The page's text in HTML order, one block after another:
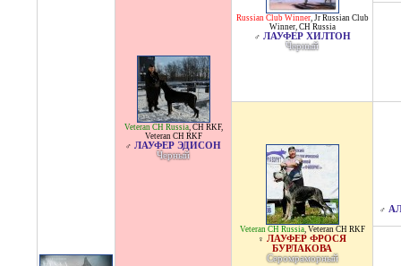
Veteran CH Russia, CH RKF,
Veteran CH RKF
♂ ЛАУФЕР ЭДИСОН
Черный
Russian Club Winner, Jr Russian Club
Winner, CH Russia
♂ ЛАУФЕР ХИЛТОН
Черный
Veteran CH Russia, Veteran CH RKF
♀ ЛАУФЕР ФРОСЯ
БУРЛАКОВА
Серомраморный
♂